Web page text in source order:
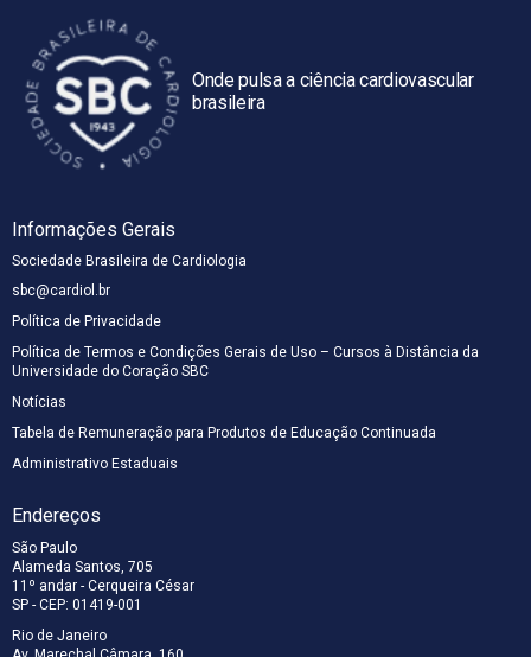
Onde pulsa a ciência cardiovascular
brasileira
Informações Gerais
Sociedade Brasileira de Cardiologia
sbc@cardiol.br
Política de Privacidade
Política de Termos e Condições Gerais de Uso – Cursos à Distância da
Universidade do Coração SBC
Notícias
Tabela de Remuneração para Produtos de Educação Continuada
Administrativo Estaduais
Endereços
São Paulo
Alameda Santos, 705
11º andar - Cerqueira César
SP - CEP: 01419-001
Rio de Janeiro